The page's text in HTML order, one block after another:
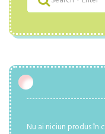
Nu ai niciun produs în